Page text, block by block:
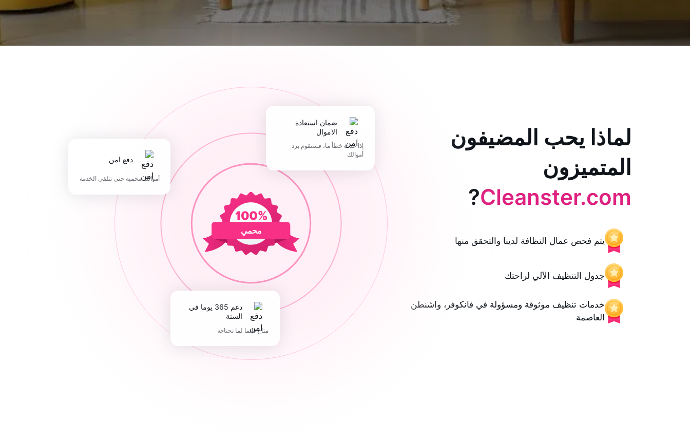
لماذا يحب المضيفون
المتميزون
Cleanster.com
?
يتم فحص عمال النظافة لدينا والتحقق منها
جدول التنظيف الآلي لراحتك
خدمات تنظيف موثوقة ومسؤولة في فانكوفر، واشنطن
العاصمة
محمي
دفع امن
أموالك محمية حتى تتلقى الخدمة
ضمان استعادة
الاموال
إذا حدث خطأ ما، فسنقوم برد
أموالك
دعم 365 يوما في
السنة
متاح دائما لما تحتاجه